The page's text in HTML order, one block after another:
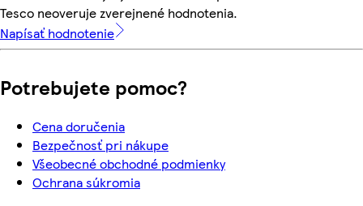
Tesco neoveruje zverejnené hodnotenia.
Napísať hodnotenie
Potrebujete pomoc?
Cena doručenia
Bezpečnosť pri nákupe
Všeobecné obchodné podmienky
Ochrana súkromia